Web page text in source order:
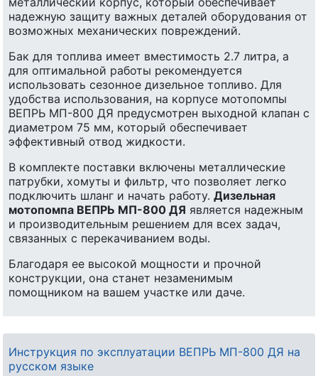
надежную защиту важных деталей оборудования от
возможных механических повреждений.
Бак для топлива имеет вместимость 2.7 литра, а
для оптимальной работы рекомендуется
использовать сезонное дизельное топливо. Для
удобства использования, на корпусе мотопомпы
ВЕПРЬ МП-800 ДЯ предусмотрен выходной клапан с
диаметром 75 мм, который обеспечивает
эффективный отвод жидкости.
В комплекте поставки включены металлические
патрубки, хомуты и фильтр, что позволяет легко
подключить шланг и начать работу. Дизельная
мотопомпа ВЕПРЬ МП-800 ДЯ является надежным
и производительным решением для всех задач,
связанных с перекачиванием воды.
Благодаря ее высокой мощности и прочной
конструкции, она станет незаменимым
помощником на вашем участке или даче.
Инструкция по эксплуатации ВЕПРЬ МП-800 ДЯ на
русском языке